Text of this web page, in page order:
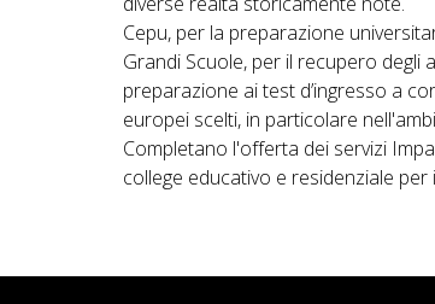
Cepu, per la preparazione
Grandi Scuole, per il recupero degli
preparazione ai test d’ingresso a
europei scelti, in particolare
Completano l'offerta dei servizi
college educativo e residenziale